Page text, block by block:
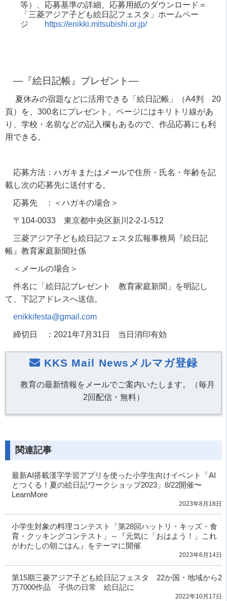
等）、応募基準の詳細、応募用紙のダウンロード＝
「三菱アジア子ども絵日記フェスタ」ホームペー
ジ
https://enikki.mitsubishi.or.jp/
―『絵日記帳』プレゼント―
夏休みの宿題などに活用できる「絵日記帳」（A4判 20
頁）を、 300名にプレゼント。ページにはキリトリ線があ
り、学校・名前などの記入欄もあるので、作品応募にも利
用できる。
応募方法：ハガキまたはメールで住所・氏名・年齢を記
載し次の応募先に送付する。
応募先 ：＜ハガキの場合＞
〒 104-0033 東京都中央区新川 2-2-1-512
三菱アジア子ども絵日記フェスタ広報事務局『絵日記
帳』教育家庭新聞社係
＜メールの場合＞
件名に「絵日記プレゼント 教育家庭新聞」を明記し
て、下記アドレスへ送信。
enikkifesta@gmail.com
締切日 ： 2021年7 月 31 日 当日消印有効
KKS Mail Newsメルマガ登録
教育の最新情報をメールでご案内いたします。（毎月
2回配信・無料）
関連記事
最新AI搭載漢字学習アプリを使った小学生向けイベント「AI
とつくる！夏の絵日記ワークショップ2023」8/22開催〜
LearnMore
2023年8月18日
小学生対象の料理コンテスト「第28回ハットリ・キッズ・食
育・クッキングコンテスト」～『元気に「おはよう！」これ
がわたしの朝ごはん』をテーマに開催
2023年6月14日
第15期三菱アジア子ども絵日記フェスタ 22か国・地域から2
万7000作品 子供の日常 絵日記に
2022年10月17日